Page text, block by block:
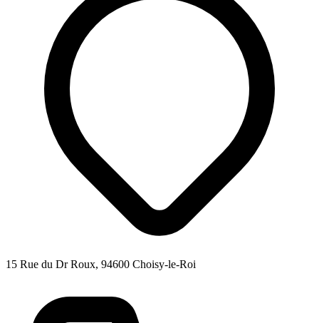
15 Rue du Dr Roux, 94600 Choisy-le-Roi